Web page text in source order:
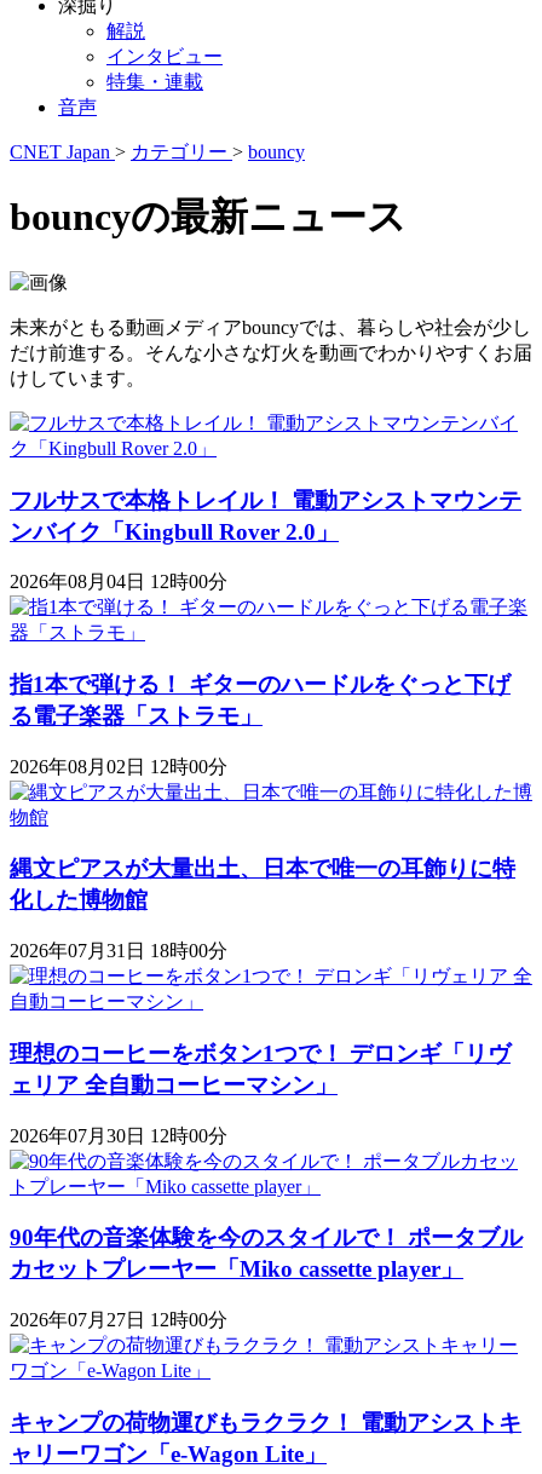
深掘り
解説
インタビュー
特集・連載
音声
CNET Japan > カテゴリー > bouncy
bouncyの最新ニュース
未来がともる動画メディアbouncyでは、暮らしや社会が少し
だけ前進する。そんな小さな灯火を動画でわかりやすくお届
けしています。
フルサスで本格トレイル！ 電動アシストマウンテ
ンバイク「Kingbull Rover 2.0」
2026年08月04日 12時00分
指1本で弾ける！ ギターのハードルをぐっと下げ
る電子楽器「ストラモ」
2026年08月02日 12時00分
縄文ピアスが大量出土、日本で唯一の耳飾りに特
化した博物館
2026年07月31日 18時00分
理想のコーヒーをボタン1つで！ デロンギ「リヴ
ェリア 全自動コーヒーマシン」
2026年07月30日 12時00分
90年代の音楽体験を今のスタイルで！ ポータブル
カセットプレーヤー「Miko cassette player」
2026年07月27日 12時00分
キャンプの荷物運びもラクラク！ 電動アシストキ
ャリーワゴン「​​e-Wagon Lite」